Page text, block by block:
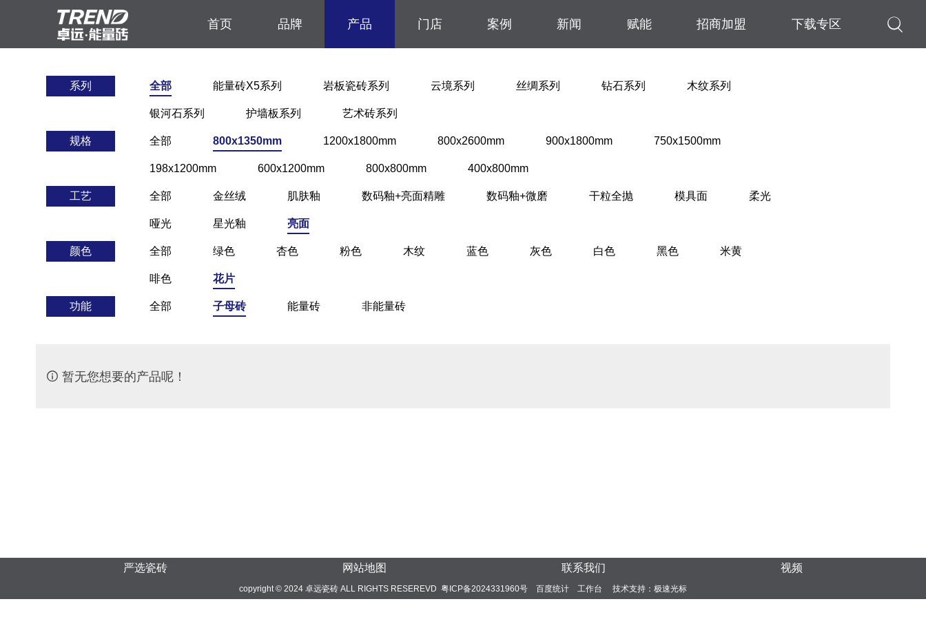
首页 品牌 产品 门店 案例 新闻 赋能 招商加盟 下载专区 
系列 全部 能量砖X5系列 岩板瓷砖系列 云境系列 丝绸系列 钻石系列 木纹系列
银河石系列 护墙板系列 艺术砖系列
规格 全部 800x1350mm 1200x1800mm 800x2600mm 900x1800mm 750x1500mm
198x1200mm 600x1200mm 800x800mm 400x800mm
工艺 全部 金丝绒 肌肤釉 数码釉+亮面精雕 数码釉+微磨 干粒全抛 模具面 柔光
哑光 星光釉 亮面
颜色 全部 绿色 杏色 粉色 木纹 蓝色 灰色 白色 黑色 米黄
啡色 花片
功能 全部 子母砖 能量砖 非能量砖
 暂无您想要的产品呢！
严选瓷砖 网站地图 联系我们 视频
copyright © 2024 卓远瓷砖 ALL RIGHTS RESEREVD 粤ICP备2024331960号 百度统计 工作台 技术支持： 极速光标